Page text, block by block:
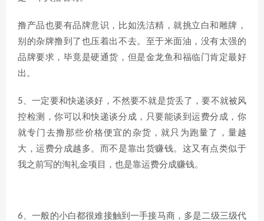
撸产品也要有品牌意识，比如洗洁精，就挑立白和雕牌，
别的杂牌撸到了也压着出不去。至于米面油，没有太强的
品牌要求，毕竟是硬通货，但是金龙鱼和福临门肯定最好
出。
5、一定要和快递谈好，不然要不就是货丢了，要不就被风
控检测，你可以和快递谈分成，只要能谈到运费分成，你
就专门去撸那些价格便宜的杂货，就只为跑量了，量越
大，运费分成越多。而不是靠出货赚钱。这又有点类似于
我之前写的淘礼金项目，也是靠运费分成赚钱。
6、一般的小白都很难接触到一手接马商，多是二级三级代